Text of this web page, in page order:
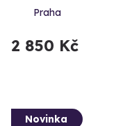
Praha
2 850 Kč
Novinka